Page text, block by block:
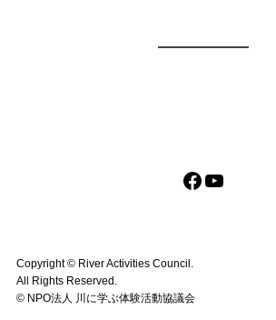
Facebook
YouTube
Copyright ©︎ River Activities Council.
All Rights Reserved.
©︎ NPO法人 川に学ぶ体験活動協議会